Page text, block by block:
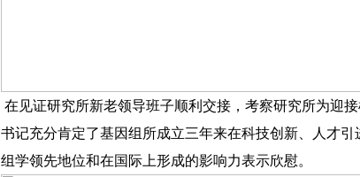
在见证研究所新老领导班子顺利交接，考察研究所为迎
书记充分肯定了基因组所成立三年来在科技创新、人才
组学领先地位和在国际上形成的影响力表示欣慰。